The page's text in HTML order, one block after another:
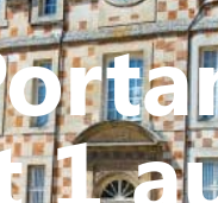
1